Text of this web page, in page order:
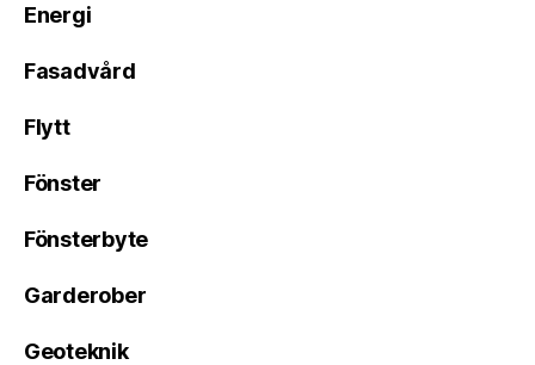
Energi
Fasadvård
Flytt
Fönster
Fönsterbyte
Garderober
Geoteknik